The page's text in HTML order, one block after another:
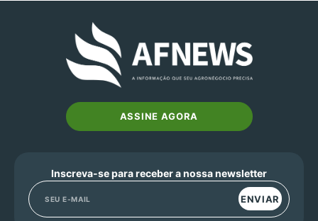
ASSINE AGORA
Inscreva-se para receber a nossa newsletter
ENVIAR